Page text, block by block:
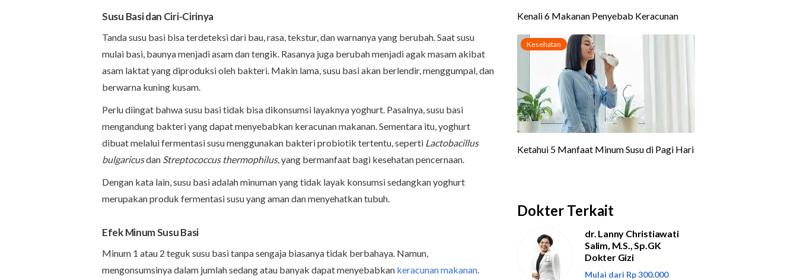
Susu Basi dan Ciri-Cirinya
Tanda susu basi bisa terdeteksi dari bau, rasa, tekstur, dan warnanya yang berubah. Saat susu
mulai basi, baunya menjadi asam dan tengik. Rasanya juga berubah menjadi agak masam akibat
asam laktat yang diproduksi oleh bakteri. Makin lama, susu basi akan berlendir, menggumpal, dan
berwarna kuning kusam.
Perlu diingat bahwa susu basi tidak bisa dikonsumsi layaknya yoghurt. Pasalnya, susu basi
mengandung bakteri yang dapat menyebabkan keracunan makanan. Sementara itu, yoghurt
dibuat melalui fermentasi susu menggunakan bakteri probiotik tertentu, seperti Lactobacillus
bulgaricusdan Streptococcus thermophilus, yang bermanfaat bagi kesehatan pencernaan.
Dengan kata lain, susu basi adalah minuman yang tidak layak konsumsi sedangkan yoghurt
merupakan produk fermentasi susu yang aman dan menyehatkan tubuh.
Efek Minum Susu Basi
Minum 1 atau 2 teguk susu basi tanpa sengaja biasanya tidak berbahaya. Namun,
mengonsumsinya dalam jumlah sedang atau banyak dapat menyebabkan keracunan makanan.
Dokter Terkait